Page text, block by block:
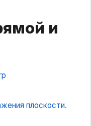
и
плоскости.